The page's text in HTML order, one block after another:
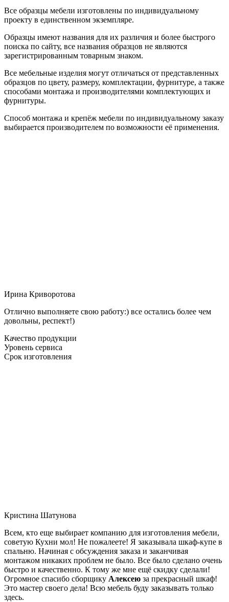
Все образцы мебели изготовлены по индивидуальному
проекту в единственном экземпляре.
Образцы имеют названия для их различия и более быстрого
поиска по сайту, все названия образцов не являются
зарегистрированным товарным знаком.
Все мебельные изделия могут отличаться от представленных
образцов по цвету, размеру, комплектации, фурнитуре, а также
способами монтажа и производителями комплектующих и
фурнитуры.
Способ монтажа и крепёж мебели по индивидуальному заказу
выбирается производителем по возможности её применения.
Ирина Криворотова
Отлично выполняете свою работу:) все остались более чем
довольны, респект!)
Качество продукции
Уровень сервиса
Срок изготовления
Кристина Шатунова
Всем, кто еще выбирает компанию для изготовления мебели,
советую Кухни мол! Не пожалеете! Я заказывала шкаф-купе в
спальню. Начиная с обсуждения заказа и заканчивая
монтажом никаких проблем не было. Все было сделано очень
быстро и качественно. К тому же мне ещё скидку сделали!
Огромное спасибо сборщику Алексею за прекрасный шкаф!
Это мастер своего дела! Всю мебель буду заказывать только
здесь.